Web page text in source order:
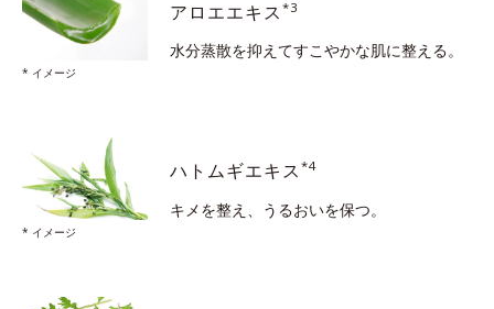
* イメージ
アロエエキス *3
水分蒸散を抑えてすこやかな肌に整える。
* イメージ
ハトムギエキス *4
キメを整え、うるおいを保つ。